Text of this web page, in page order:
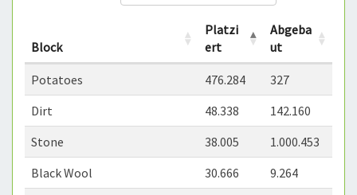
Block
Platzi
ert
Abgeba
ut
Potatoes 476.284
327
Dirt
48.338
142.160
Stone
38.005
1.000.453
Black Wool
30.666
9.264